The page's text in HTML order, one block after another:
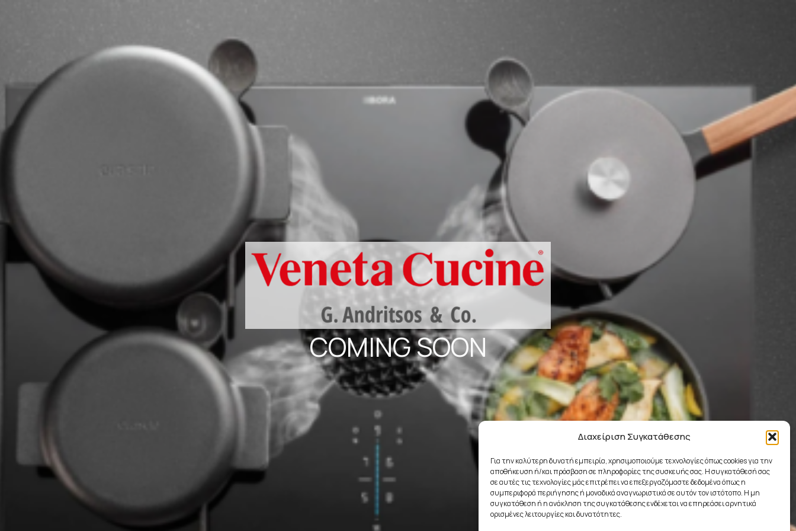
Διαχείριση Συγκατάθεσης
Για την καλύτερη δυνατή εμπειρία, χρησιμοποιούμε τεχνολογίες όπως cookies για την
αποθήκευση ή/και πρόσβαση σε πληροφορίες της συσκευής σας. Η συγκατάθεσή σας
σε αυτές τις τεχνολογίες μάς επιτρέπει να επεξεργαζόμαστε δεδομένα όπως η
συμπεριφορά περιήγησης ή μοναδικά αναγνωριστικά σε αυτόν τον ιστότοπο. Η μη
συγκατάθεση ή η ανάκληση της συγκατάθεσης ενδέχεται να επηρεάσει αρνητικά
ορισμένες λειτουργίες και δυνατότητες.
COMING SOON